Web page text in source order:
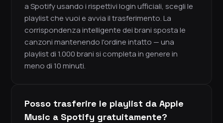
a Spotify usando i rispettivi login ufficiali, scegli le
playlist che vuoi e avvia il trasferimento. La
corrispondenza intelligente dei brani sposta le
canzoni mantenendo l'ordine intatto — una
playlist di 1.000 brani si completa in genere in
meno di 10 minuti.
Posso trasferire le playlist da Apple
Music a Spotify gratuitamente?